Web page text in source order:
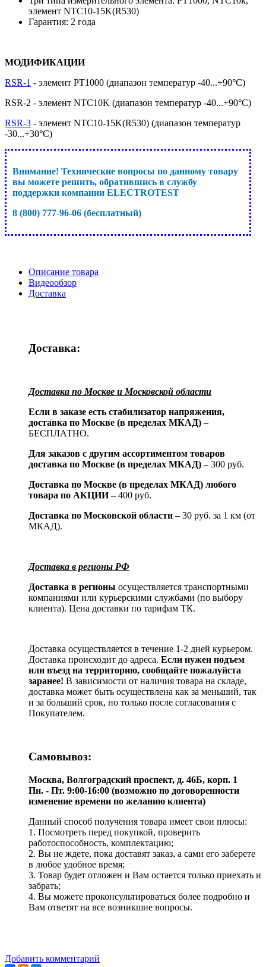
элемент NTC10-15K(R530)
Гарантия: 2 года
МОДИФИКАЦИИ
RSR-1 - элемент PТ1000 (диапазон температур -40...+90°С)
RSR-2 - элемент NTC10K (диапазон температур -40...+90°С)
RSR-3 - элемент NTC10-15K(R530) (диапазон температур
-30...+30°С)
Внимание! Технические вопросы по данному товару
вы можете решить, обратившись в службу
поддержки компании ELECTROTEST
8 (800) 777-96-06 (бесплатный)
Описание товара
Видеообзор
Доставка
Доставка:
Доставка по Москве и Московской области
Если в заказе есть стабилизатор напряжения,
доставка по Москве (в пределах МКАД) –
БЕСПЛАТНО.
Для заказов с другим ассортиментом товаров
доставка по Москве (в пределах МКАД) – 300 руб.
Доставка по Москве (в пределах МКАД) любого
товара по АКЦИИ– 400 руб.
Доставка по Московской области – 30 руб. за 1 км (от
МКАД).
Доставка в регионы РФ
Доставка в регионы осуществляется транспортными
компаниями или курьерскими службами (по выбору
клиента). Цена доставки по тарифам ТК.
Доставка осуществляется в течение 1-2 дней курьером.
Доставка происходит до адреса. Если нужен подъем
или въезд на территорию, сообщайте пожалуйста
заранее! В зависимости от наличия товара на складе,
доставка может быть осуществлена как за меньший, так
и за больший срок, но только после согласования с
Покупателем.
Самовывоз:
Москва, Волгоградский проспект, д. 46Б, корп. 1
Пн. - Пт. 9:00-16:00 (возможно по договоренности
изменение времени по желанию клиента)
Данный способ получения товара имеет свои плюсы:
1. Посмотреть перед покупкой, проверить
работоспособность, комплектацию;
2. Вы не ждете, пока доставят заказ, а сами его заберете
в любое удобное время;
3. Товар будет отложен и Вам остается только приехать и
забрать;
4. Вы можете проконсультироваться более подробно и
Вам ответят на все возникшие вопросы.
Добавить комментарий